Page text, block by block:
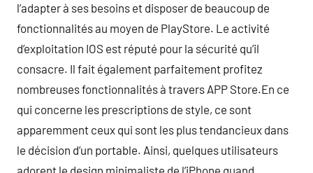
l’adapter à ses besoins et disposer de beaucoup de
fonctionnalités au moyen de PlayStore. Le activité
d’exploitation IOS est réputé pour la sécurité qu’il
consacre. Il fait également parfaitement profitez
nombreuses fonctionnalités à travers APP Store.En ce
qui concerne les prescriptions de style, ce sont
apparemment ceux qui sont les plus tendancieux dans
le décision d’un portable. Ainsi, quelques utilisateurs
adorent le design minimaliste de l’iPhone quand